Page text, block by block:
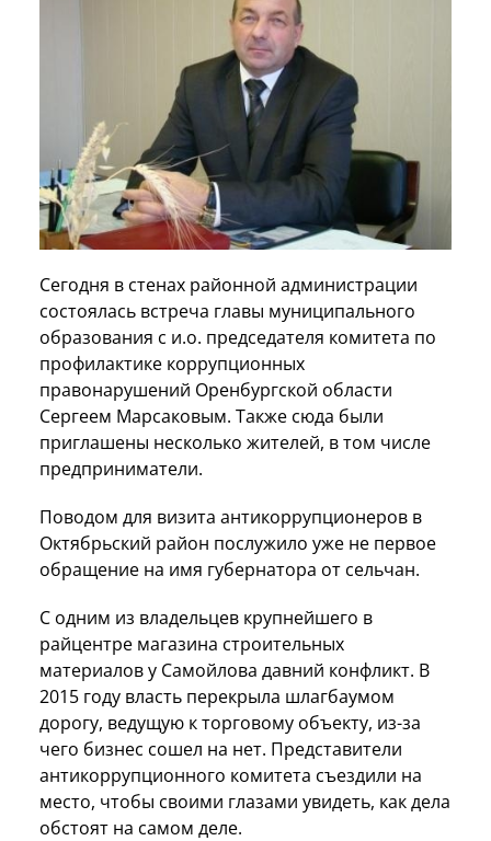
Сегодня в стенах районной администрации
состоялась встреча главы муниципального
образования с и.о. председателя комитета по
профилактике коррупционных
правонарушений Оренбургской области
Сергеем Марсаковым. Также сюда были
приглашены несколько жителей, в том числе
предприниматели.
Поводом для визита антикоррупционеров в
Октябрьский район послужило уже не первое
обращение на имя губернатора от сельчан.
С одним из владельцев крупнейшего в
райцентре магазина строительных
материалов у Самойлова давний конфликт. В
2015 году власть перекрыла шлагбаумом
дорогу, ведущую к торговому объекту, из-за
чего бизнес сошел на нет. Представители
антикоррупционного комитета съездили на
место, чтобы своими глазами увидеть, как дела
обстоят на самом деле.